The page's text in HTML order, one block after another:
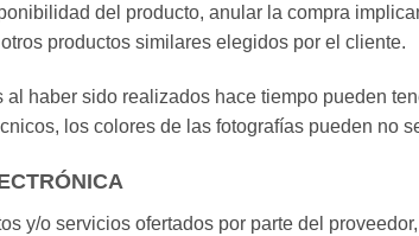
del producto, anular la compra
productos similares elegidos por el cliente.
haber sido realizados hace tiempo pueden
los colores de las fotografías pueden no
y/o servicios ofertados por parte del